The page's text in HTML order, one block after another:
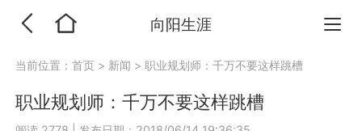
向阳生涯
当前位置：首页 > 新闻 >职业规划师：千万不要这样跳槽
职业规划师：千万不要这样跳槽